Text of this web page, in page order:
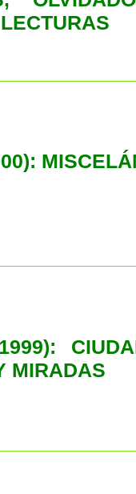
MIRADAS